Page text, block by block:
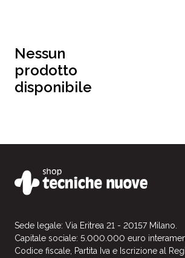
Nessun
prodotto
disponibile
Sede legale: Via Eritrea 21 - 20157 Milano.
Capitale sociale: 5.000.000 euro
Codice fiscale, Partita Iva e Iscrizione al